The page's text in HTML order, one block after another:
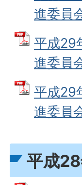
進委員
平成29
進委員
平成29
進委員
平成